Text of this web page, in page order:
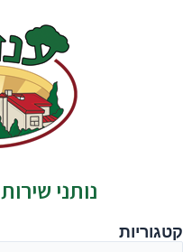
נותני
קטגוריות